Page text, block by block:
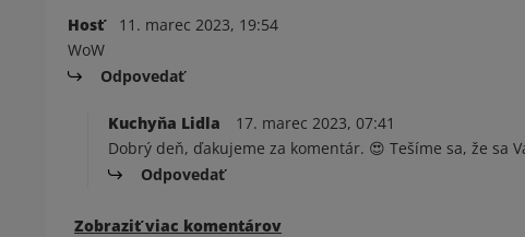
Hosť
11. marec 2023, 19:54
WoW
Odpovedať
Kuchyňa Lidla
17. marec 2023, 07:41
Dobrý deň, ďakujeme za komentár. 😍 Tešíme sa, že sa
Odpovedať
Zobraziť viac komentárov